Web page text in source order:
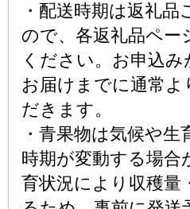
・配送時期は返礼
ので、各返礼品ペー
ください。お申込み
お届けまでに通常よ
だきます。
・青果物は気候や
時期が変動する場合
育状況により収穫量